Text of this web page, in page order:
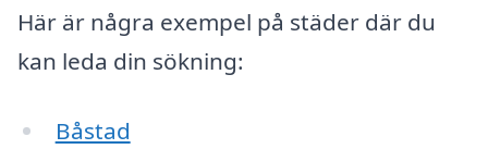
Här är några exempel på städer där du
kan leda din sökning:
Båstad